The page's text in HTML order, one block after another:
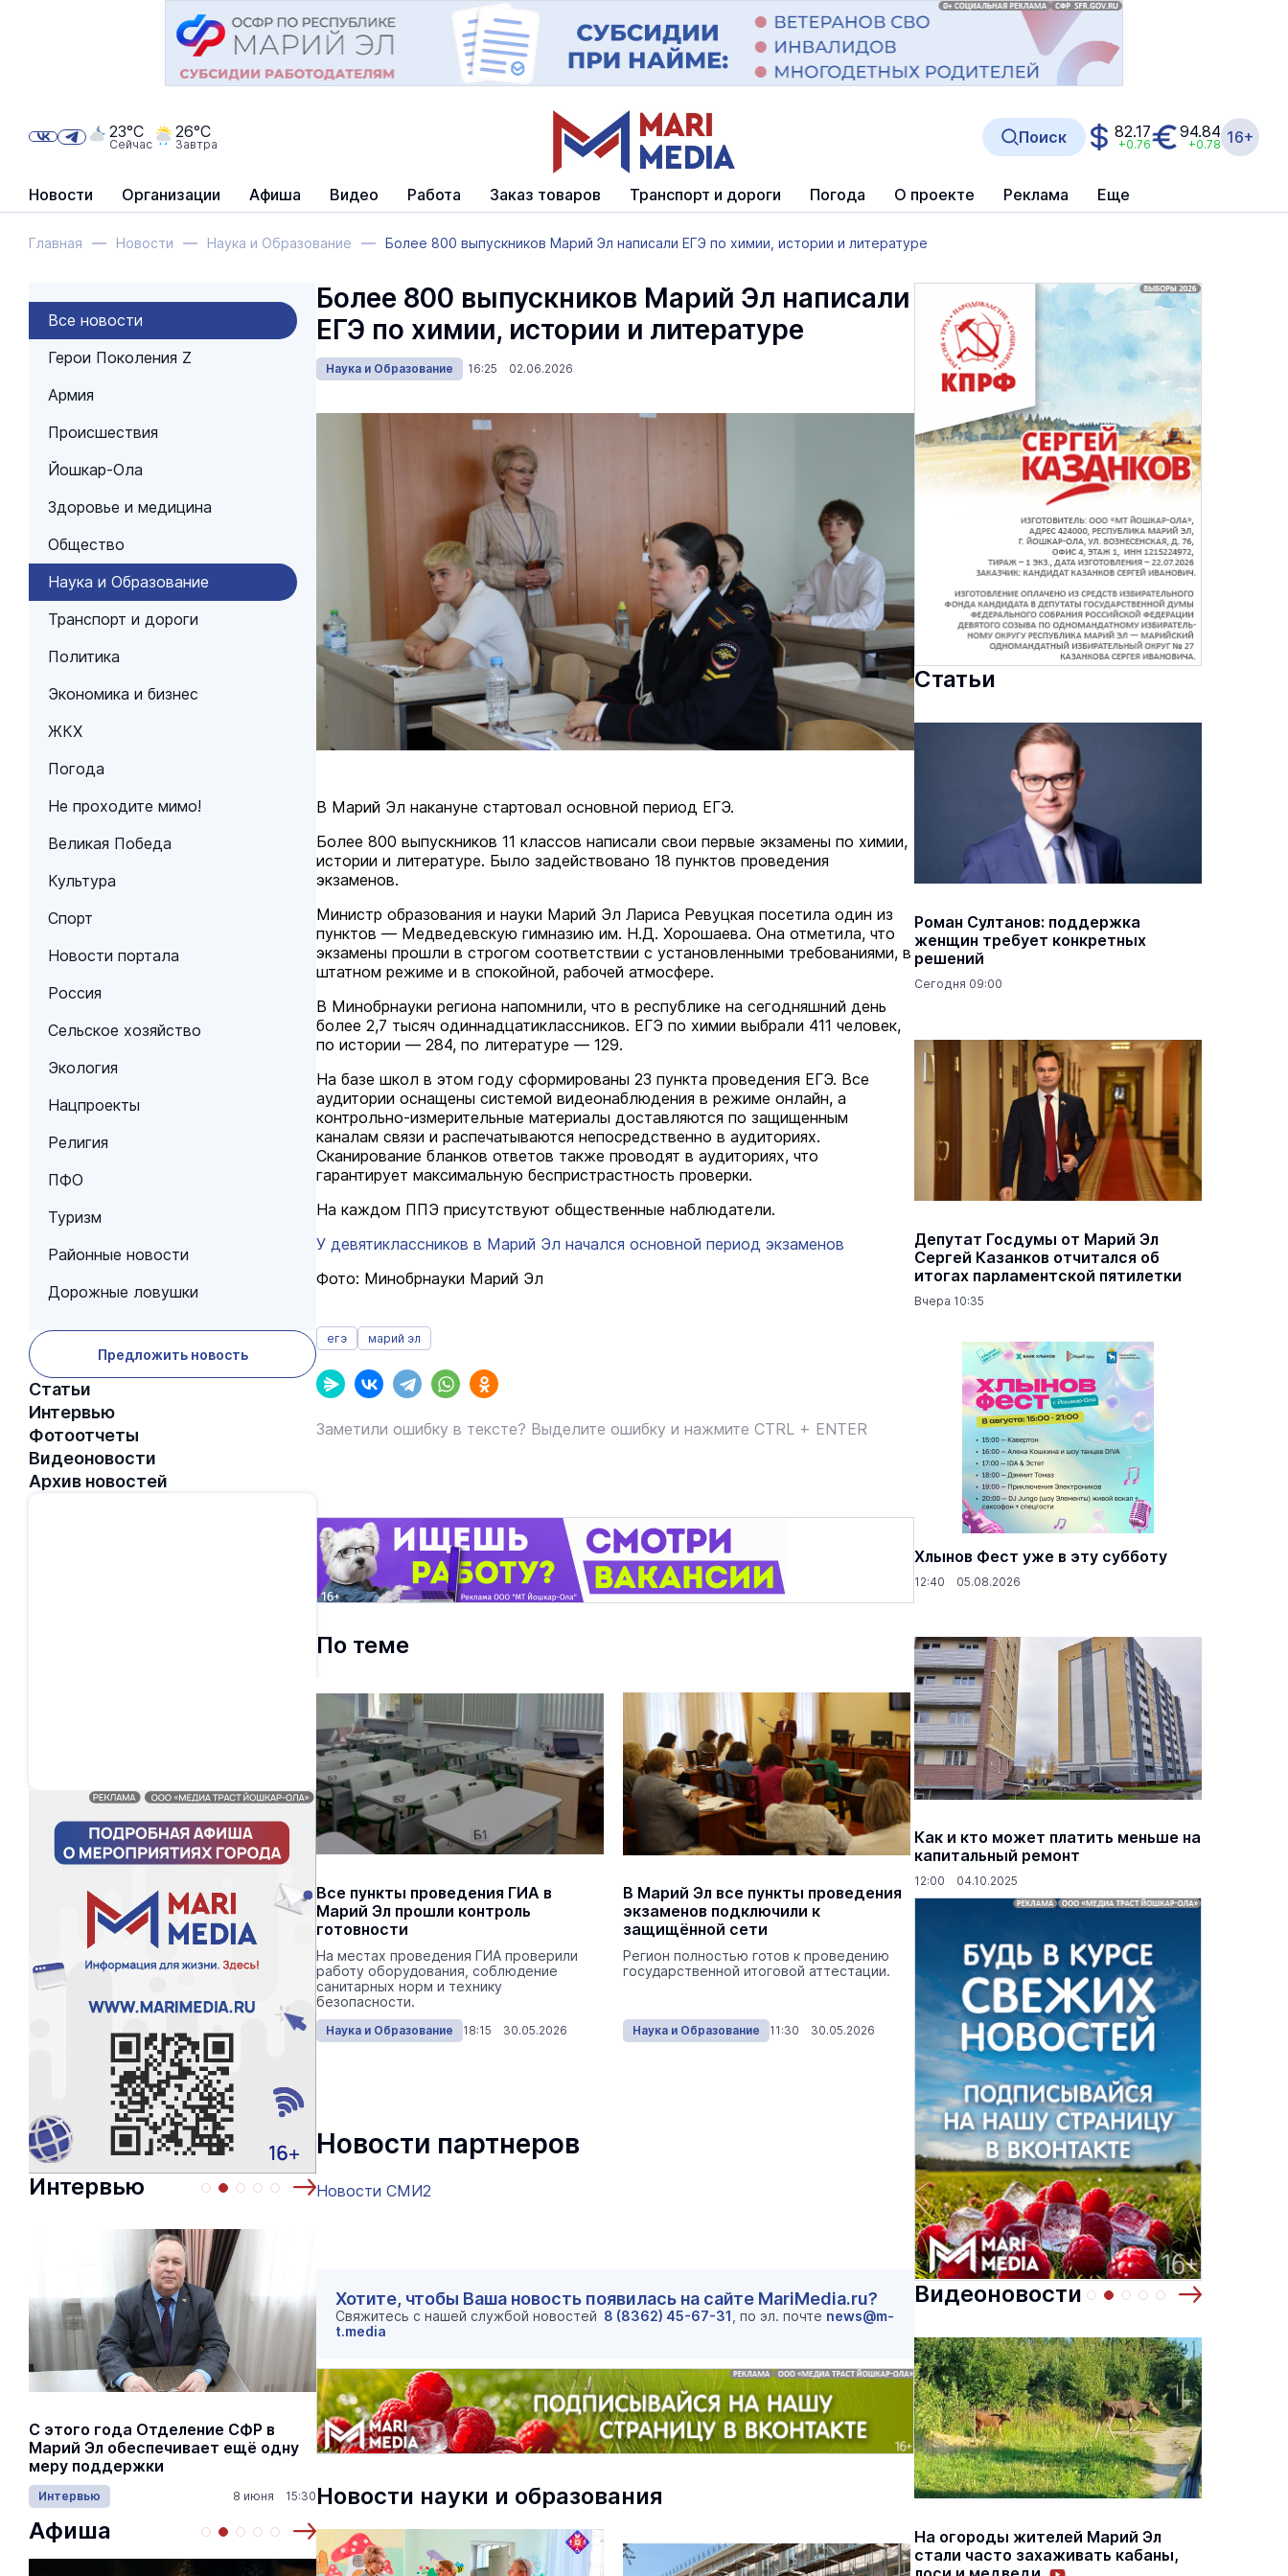
Новости Организации Афиша Видео Работа Заказ товаров Транспорт и дороги Погода О проекте Реклама Еще
23°C
Сейчас
26°C
Завтра Поиск 82.17
+0.76
94.84
+0.78 16+
Главная Новости Наука и Образование Более 800 выпускников Марий Эл написали ЕГЭ по химии, истории и литературе
Все новости
Герои Поколения Z
Армия
Происшествия
Йошкар-Ола
Здоровье и медицина
Общество
Наука и Образование
Транспорт и дороги
Политика
Экономика и бизнес
ЖКХ
Погода
Не проходите мимо!
Великая Победа
Культура
Спорт
Новости портала
Россия
Сельское хозяйство
Экология
Нацпроекты
Религия
ПФО
Туризм
Районные новости
Дорожные ловушки
Предложить новость
Статьи
Интервью
Фотоотчеты
Видеоновости
Архив новостей
Интервью
С этого года Отделение СФР в
Марий Эл обеспечивает ещё одну
меру поддержки
Интервью 8 июня 15:30
Алексей Ямаев о премьере в театре
Шкетана: «Для меня не бывает
Культура 18 марта 11:05
Как узнать на законных основаниях,
кто собственник недвижимости
16 марта 17:00
Василий Дубровин: как продлить
мужское долголетие
Здоровье и медицина 19 февраля 15:55
Афиша
Более 800 выпускников Марий Эл написали
ЕГЭ по химии, истории и литературе
Наука и Образование 16:25 02.06.2026
В Марий Эл накануне стартовал основной период ЕГЭ.
Более 800 выпускников 11 классов написали свои первые экзамены по химии,
истории и литературе. Было задействовано 18 пунктов проведения
экзаменов.
Министр образования и науки Марий Эл Лариса Ревуцкая посетила один из
пунктов — Медведевскую гимназию им. Н.Д. Хорошаева. Она отметила, что
экзамены прошли в строгом соответствии с установленными требованиями, в
штатном режиме и в спокойной, рабочей атмосфере.
В Минобрнауки региона напомнили, что в республике на сегодняшний день
более 2,7 тысяч одиннадцатиклассников. ЕГЭ по химии выбрали 411 человек,
по истории — 284, по литературе — 129.
На базе школ в этом году сформированы 23 пункта проведения ЕГЭ. Все
аудитории оснащены системой видеонаблюдения в режиме онлайн, а
контрольно-измерительные материалы доставляются по защищенным
каналам связи и распечатываются непосредственно в аудиториях.
Сканирование бланков ответов также проводят в аудиториях, что
гарантирует максимальную беспристрастность проверки.
На каждом ППЭ присутствуют общественные наблюдатели.
У девятиклассников в Марий Эл начался основной период экзаменов
Фото: Минобрнауки Марий Эл
егэ марий эл
Заметили ошибку в тексте? Выделите ошибку и нажмите CTRL + ENTER
По теме
Все пункты проведения ГИА в
Марий Эл прошли контроль
готовности
На местах проведения ГИА проверили
работу оборудования, соблюдение
санитарных норм и технику
безопасности.
Наука и Образование 18:15 30.05.2026
В Марий Эл все пункты проведения
экзаменов подключили к
защищённой сети
Регион полностью готов к проведению
государственной итоговой аттестации.
Наука и Образование 11:30 30.05.2026
Новости партнеров
Новости СМИ2
Хотите, чтобы Ваша новость появилась на сайте MariMedia.ru?
Свяжитесь с нашей службой новостей 8 (8362) 45-67-31 , по эл. почте news@m-
t.media
Новости науки и образования
Статьи
Роман Султанов: поддержка
женщин требует конкретных
решений
Сегодня 09:00
Депутат Госдумы от Марий Эл
Сергей Казанков отчитался об
итогах парламентской пятилетки
Вчера 10:35
Хлынов Фест уже в эту субботу
12:40 05.08.2026
Как и кто может платить меньше на
капитальный ремонт
12:00 04.10.2025
Видеоновости
В марийском лесу засекли
бесшумную хищницу
На огороды жителей Марий Эл
стали часто захаживать кабаны,